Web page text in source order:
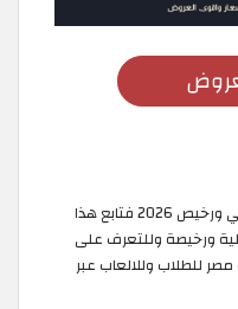
إذا كنت تبحث عن أفضل لاب توب عملي ورخيص 2026 فتابع هذا
ورخيصة وللتعرف على
للطلاب وللالعاب عبر